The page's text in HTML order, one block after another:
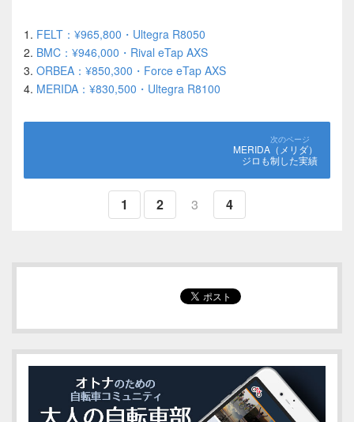
1. FELT：¥965,800・Ultegra R8050
2. BMC：¥946,000・Rival eTap AXS
3. ORBEA：¥850,300・Force eTap AXS
4. MERIDA：¥830,500・Ultegra R8100
MERIDA（メリダ）
ジロも制した実績
1 2 3 4